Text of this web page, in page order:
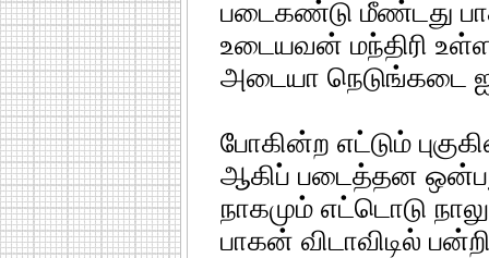
படைகண்டு மீண்டது
உடையவன் மந்திரி
அடையா நெடுங்கடை
போகின்ற எட்டும்
ஆகிப் படைத்தன
நாகமும் எட்டொடு நாலு
பாகன் விடாவிடில்